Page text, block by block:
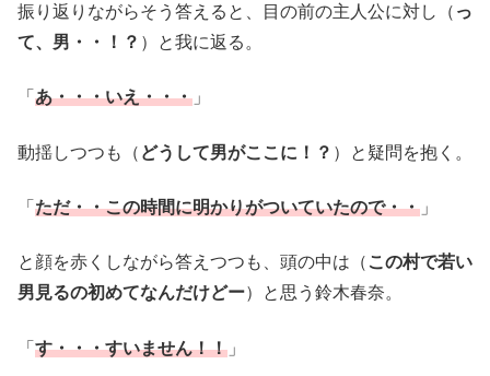
振り返りながらそう答えると、目の前の主人公に対し（ っ
て、男・・！？ ）と我に返る。
「 あ・・・いえ・・・ 」
動揺しつつも（ どうして男がここに！？ ）と疑問を抱く。
「 ただ・・この時間に明かりがついていたので・・ 」
と顔を赤くしながら答えつつも、頭の中は（ この村で若い
男見るの初めてなんだけどー）と思う鈴木春奈。
「 す・・・すいません！！ 」